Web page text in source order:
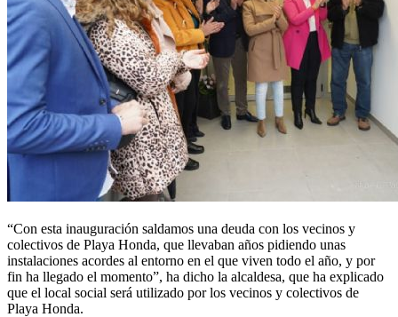
“Con esta inauguración saldamos una deuda con los vecinos y
colectivos de Playa Honda, que llevaban años pidiendo unas
instalaciones acordes al entorno en el que viven todo el año, y por
fin ha llegado el momento”, ha dicho la alcaldesa, que ha explicado
que el local social será utilizado por los vecinos y colectivos de
Playa Honda.